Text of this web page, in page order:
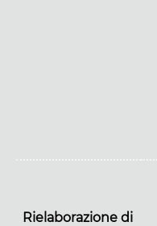
Rielaborazione di